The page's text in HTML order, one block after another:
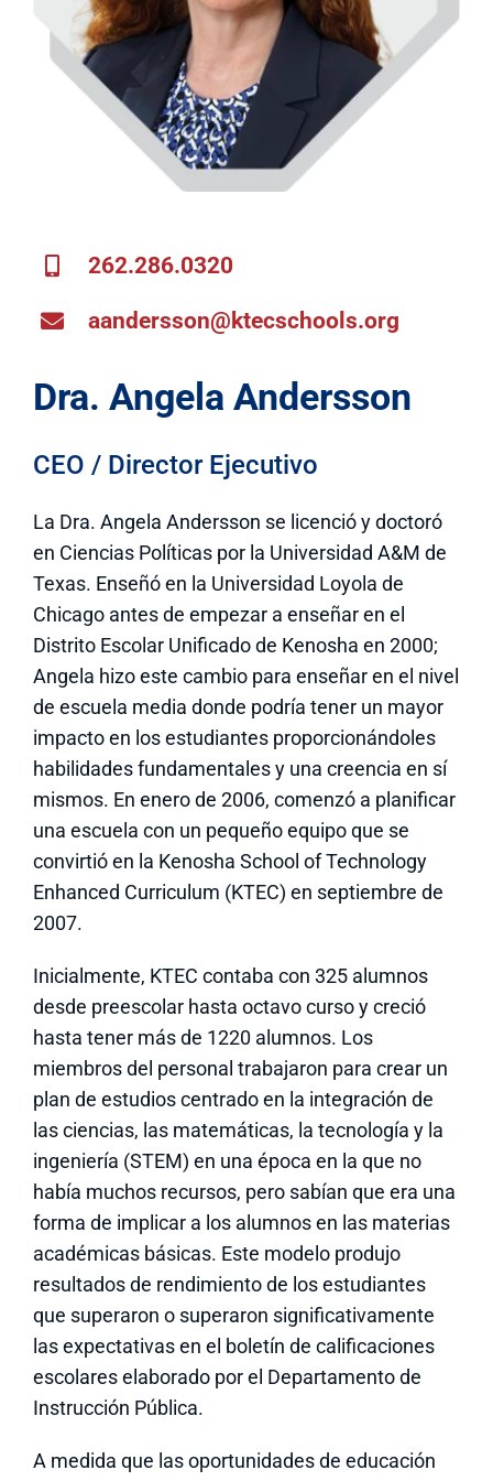
262.286.0320
aandersson@ktecschools.org
Dra. Angela Andersson
CEO / Director Ejecutivo
La Dra. Angela Andersson se licenció y doctoró
en Ciencias Políticas por la Universidad A&M de
Texas. Enseñó en la Universidad Loyola de
Chicago antes de empezar a enseñar en el
Distrito Escolar Unificado de Kenosha en 2000;
Angela hizo este cambio para enseñar en el nivel
de escuela media donde podría tener un mayor
impacto en los estudiantes proporcionándoles
habilidades fundamentales y una creencia en sí
mismos. En enero de 2006, comenzó a planificar
una escuela con un pequeño equipo que se
convirtió en la Kenosha School of Technology
Enhanced Curriculum (KTEC) en septiembre de
2007.
Inicialmente, KTEC contaba con 325 alumnos
desde preescolar hasta octavo curso y creció
hasta tener más de 1220 alumnos. Los
miembros del personal trabajaron para crear un
plan de estudios centrado en la integración de
las ciencias, las matemáticas, la tecnología y la
ingeniería (STEM) en una época en la que no
había muchos recursos, pero sabían que era una
forma de implicar a los alumnos en las materias
académicas básicas. Este modelo produjo
resultados de rendimiento de los estudiantes
que superaron o superaron significativamente
las expectativas en el boletín de calificaciones
escolares elaborado por el Departamento de
Instrucción Pública.
A medida que las oportunidades de educación